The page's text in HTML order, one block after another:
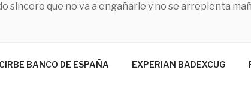
sincero que no va a engañarle y no se arrepienta
CIRBE BANCO DE ESPAÑA EXPERIAN BADEXCUG